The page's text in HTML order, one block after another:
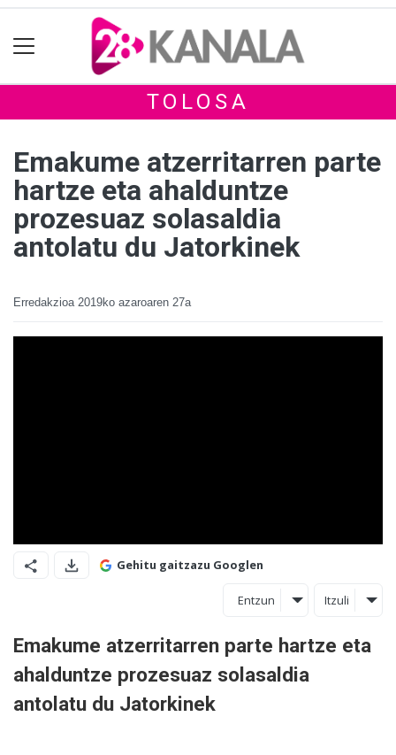
TOLOSA
Emakume atzerritarren parte
hartze eta ahalduntze
prozesuaz solasaldia
antolatu du Jatorkinek
Erredakzioa 2019ko azaroaren 27a
Gehitu gaitzazu Googlen
Entzun Itzuli
Emakume atzerritarren parte hartze eta
ahalduntze prozesuaz solasaldia
antolatu du Jatorkinek